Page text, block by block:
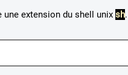
extension du shell unix sh